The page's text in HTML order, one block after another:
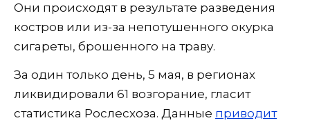
Они происходят в результате разведения
костров или из-за непотушенного окурка
сигареты, брошенного на траву.
За один только день, 5 мая, в регионах
ликвидировали 61 возгорание, гласит
статистика Рослесхоза. Данные приводит